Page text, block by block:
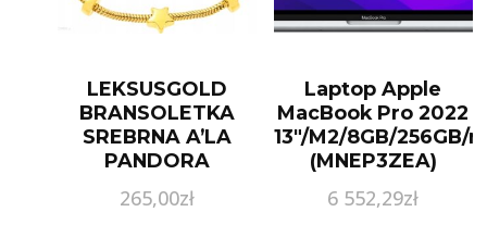
LEKSUSGOLD
BRANSOLETKA
SREBRNA A’LA
PANDORA
265,00zł
Laptop Apple
MacBook Pro 2022
13″/M2/8GB/256GB/
(MNEP3ZEA)
6 552,29zł